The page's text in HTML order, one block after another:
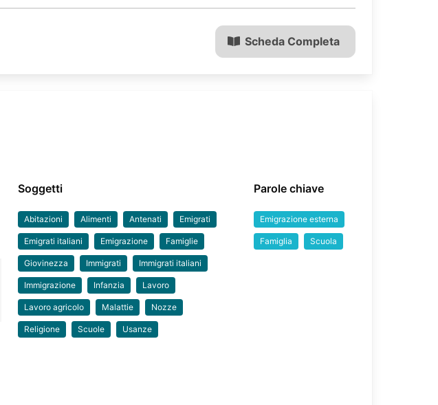
Scheda Completa
Soggetti
Abitazioni Alimenti Antenati Emigrati
Emigrati italiani Emigrazione Famiglie
Giovinezza Immigrati Immigrati italiani
Immigrazione Infanzia Lavoro
Lavoro agricolo Malattie Nozze
Religione Scuole Usanze
Parole chiave
Emigrazione esterna
Famiglia Scuola